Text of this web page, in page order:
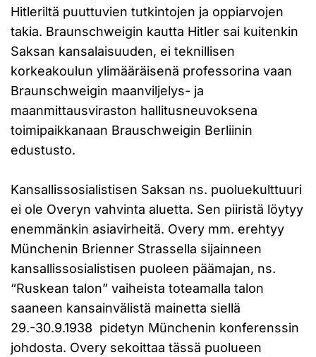
Hitleriltä puuttuvien tutkintojen ja oppiarvojen
takia. Braunschweigin kautta Hitler sai kuitenkin
Saksan kansalaisuuden, ei teknillisen
korkeakoulun ylimääräisenä professorina vaan
Braunschweigin maanviljelys- ja
maanmittausviraston hallitusneuvoksena
toimipaikkanaan Brauschweigin Berliinin
edustusto.
Kansallissosialistisen Saksan ns. puoluekulttuuri
ei ole Overyn vahvinta aluetta. Sen piiristä löytyy
enemmänkin asiavirheitä. Overy mm. erehtyy
Münchenin Brienner Strassella sijainneen
kansallissosialistisen puoleen päämajan, ns.
“Ruskean talon” vaiheista toteamalla talon
saaneen kansainvälistä mainetta siellä
29.-30.9.1938 pidetyn Münchenin konferenssin
johdosta. Overy sekoittaa tässä puolueen